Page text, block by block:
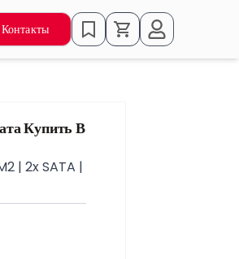
по результатам.
Контакты
Купить В
| 2x SATA |